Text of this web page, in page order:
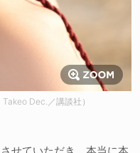
Dec.／講談社）